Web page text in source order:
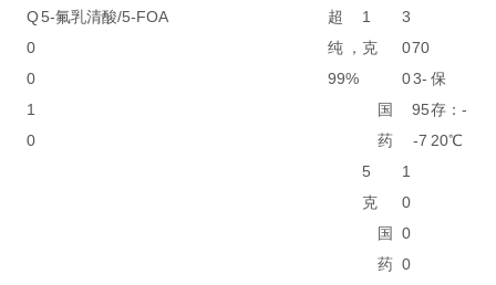
Q
0
0
1
0
5-氟乳清酸/5-FOA
超
纯，
99%
1
克
国
药
3
0
0
70
3-
95
-7
保
存：-
20℃
5
克
国
药
1
0
0
0